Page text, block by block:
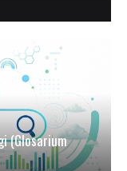
(Glosarium